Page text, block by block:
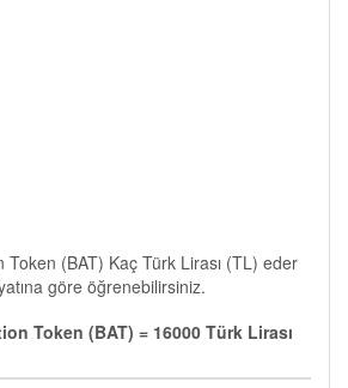
(BAT) Kaç Türk Lirası (TL) eder
göre öğrenebilirsiniz.
Token (BAT) = 16000 Türk Lirası